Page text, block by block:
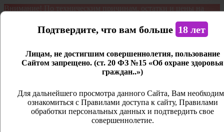
Внимание! По техническим причинам, остатки и цены на
является демонстрационным. Дистанционная продажа не
Открыть сайдбар
Личный кабинет
Закрыть
Подтвердите, что вам больше 18 лет
Лицам, не достигшим совершеннолетия, пользование
Сайтом запрещено. (ст. 20 ФЗ №15 «Об охране здоровья
граждан..»)
Для дальнейшего просмотра данного Сайта, Вам
ознакомиться с Правилами доступа к сайту, Правилами
обработки персональных данных и подтвердить свое
совершеннолетие.